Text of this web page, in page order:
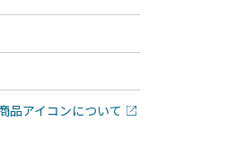
品アイコンについて